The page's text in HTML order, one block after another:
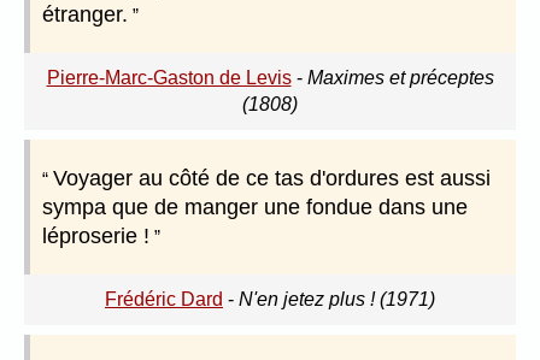
étranger.
Pierre-Marc-Gaston de Levis- Maximes et préceptes
(1808)
Voyager au côté de ce tas d'ordures est aussi
sympa que de manger une fondue dans une
léproserie !
Frédéric Dard - N'en jetez plus ! (1971)